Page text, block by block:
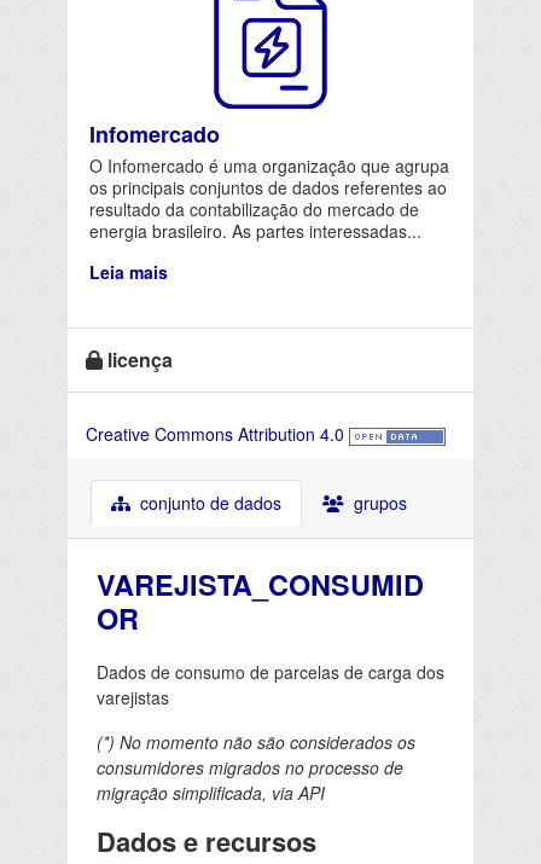
Infomercado
O Infomercado é uma organização que agrupa
os principais conjuntos de dados referentes ao
resultado da contabilização do mercado de
energia brasileiro. As partes interessadas...
Leia mais
licença
Creative Commons Attribution 4.0
conjunto de dados grupos
VAREJISTA_CONSUMID
OR
Dados de consumo de parcelas de carga dos
varejistas
(*) No momento não são considerados os
consumidores migrados no processo de
migração simplificada, via API
Dados e recursos